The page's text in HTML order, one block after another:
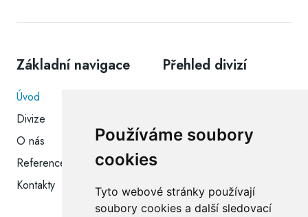
Používáme soubory
cookies
Tyto webové stránky používají
soubory cookies a další sledovací
Základní navigace
Úvod
Divize
O nás
Reference
Kontakty
Přehled divizí
Pražírna Ignác
Cukrářství Ignác
Cafe Ignác